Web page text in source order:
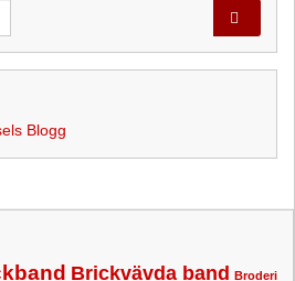
Blogg
Brickvävda band Broderi